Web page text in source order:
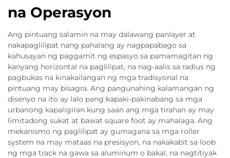
na Operasyon
Ang pintuang salamin na may dalawang panlayer at
nakapaglilipat nang pahalang ay nagpapabago sa
kahusayan ng paggamit ng espasyo sa pamamagitan ng
kanyang horizontal na paglilipat, na nag-aalis sa radius ng
pagbukas na kinakailangan ng mga tradisyonal na
pintuang may bisagra. Ang pangunahing kalamangan ng
disenyo na ito ay lalo pang kapaki-pakinabang sa mga
urbanong kapaligiran kung saan ang mga tirahan ay may
limitadong sukat at bawat square foot ay mahalaga. Ang
mekanismo ng paglilipat ay gumagana sa mga roller
system na may mataas na presisyon, na nakakabit sa loob
ng mga track na gawa sa aluminum o bakal, na nagtitiyak